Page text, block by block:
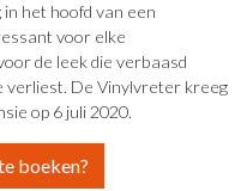
het hoofd van een
voor elke
de leek die verbaasd
verliest. De Vinylvreter kreeg
op 6 juli 2020.
boeken?